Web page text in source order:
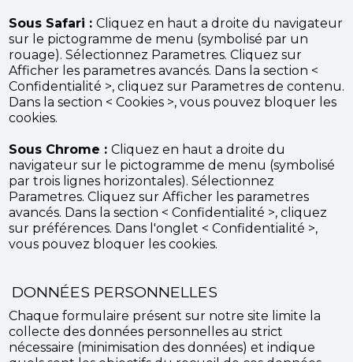
Sous Safari : Cliquez en haut a droite du navigateur
sur le pictogramme de menu (symbolisé par un
rouage). Sélectionnez Parametres. Cliquez sur
Afficher les parametres avancés. Dans la section <
Confidentialité >, cliquez sur Parametres de contenu.
Dans la section < Cookies >, vous pouvez bloquer les
cookies.
Sous Chrome : Cliquez en haut a droite du
navigateur sur le pictogramme de menu (symbolisé
par trois lignes horizontales). Sélectionnez
Parametres. Cliquez sur Afficher les parametres
avancés. Dans la section < Confidentialité >, cliquez
sur préférences. Dans l'onglet < Confidentialité >,
vous pouvez bloquer les cookies.
DONNÉES PERSONNELLES
Chaque formulaire présent sur notre site limite la
collecte des données personnelles au strict
nécessaire (minimisation des données) et indique